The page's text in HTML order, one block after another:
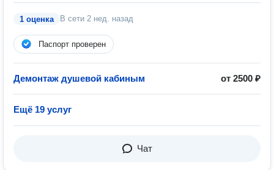
1 оценка В сети 2 нед. назад
Паспорт проверен
Демонтаж душевой кабиным от 2500 ₽
Ещё 19 услуг
Чат